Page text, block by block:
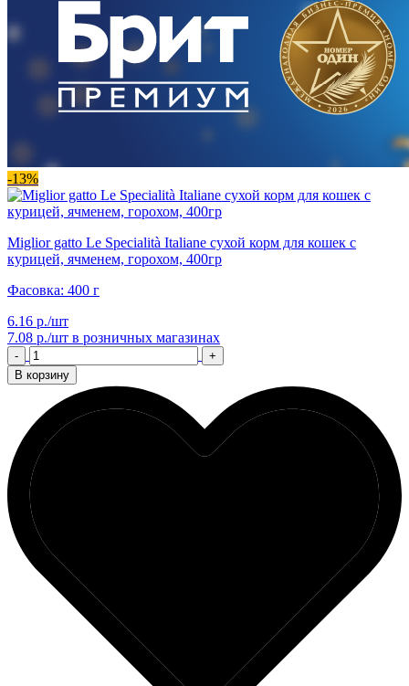
-13%
Miglior gatto Le Specialità Italiane сухой корм для кошек с
курицей, ячменем, горохом, 400гр
Фасовка: 400 г
6.16 р./шт
7.08 р./шт в розничных магазинах
-
+
В корзину